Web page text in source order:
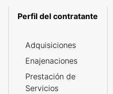
Perfil del contratante
Adquisiciones
Enajenaciones
Prestación de
Servicios